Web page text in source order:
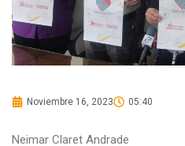
Noviembre 16, 2023 05:40
Neimar Claret Andrade